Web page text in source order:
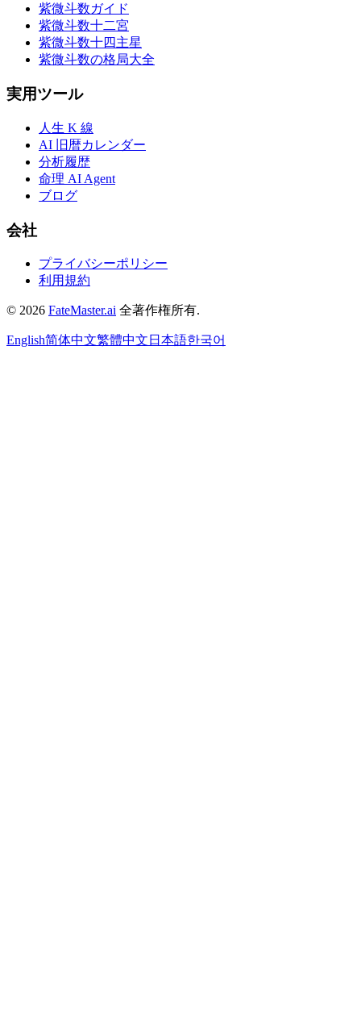
紫微斗数ガイド
紫微斗数十二宮
紫微斗数十四主星
紫微斗数の格局大全
実用ツール
人生 K 線
AI 旧暦カレンダー
分析履歴
命理 AI Agent
ブログ
会社
プライバシーポリシー
利用規約
© 2026 FateMaster.ai 全著作権所有.
English简体中文繁體中文 日本語한국어